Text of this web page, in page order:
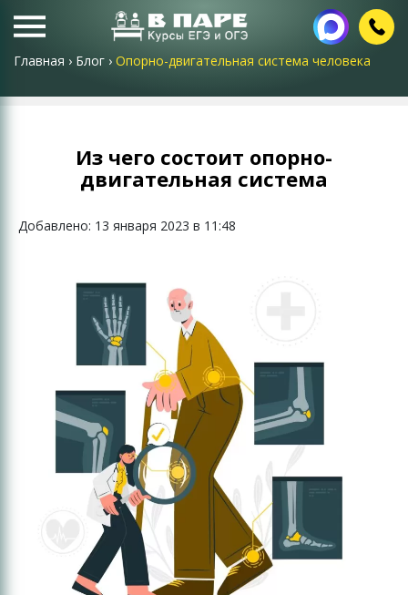
Главная › Блог › Опорно-двигательная система человека
Из чего состоит опорно-
двигательная система
Добавлено: 13 января 2023 в 11:48